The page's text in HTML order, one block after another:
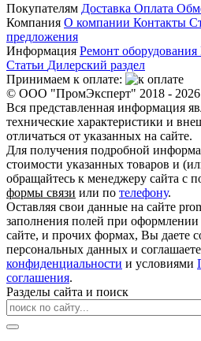
Покупателям Доставка Оплата
Компания О компании Контакты
предложения
Информация Ремонт оборудования
Статьи Дилерский раздел
Принимаем к оплате:
© ООО "ПромЭксперт" 2018 - 2026
Вся представленная информация
технические характеристики и
отличаться от указанных на сайте.
Для получения подробной
стоимости указанных товаров и
обращайтесь к менеджеру сайта с
формы связи или по телефону.
Оставляя свои данные на сайте
заполнения полей при оформлении
сайте, и прочих формах, Вы даете
персональных данных и
конфиденциальности и условиями
соглашения.
Разделы сайта и поиск